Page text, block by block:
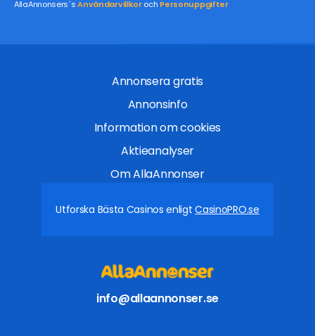
AllaAnnonsers´sAnvändarvillkoroch Personuppgifter
Annonsera gratis
Annonsinfo
Information om cookies
Aktieanalyser
Om AllaAnnonser
Utforska Bästa Casinos enligtCasinoPRO.se
info@allaannonser.se